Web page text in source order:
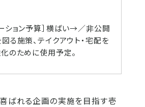
ション予算］横ばい→／非公開
る施策、テイクアウト・宅配を
のために使用予定。
ばれる企画の実施を目指す壱